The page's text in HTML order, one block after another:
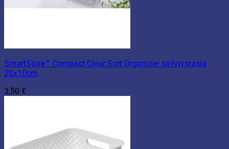
SmartStore™ Compact Clear Sort Organizer säilytysrasia
20x10cm
3,50 €